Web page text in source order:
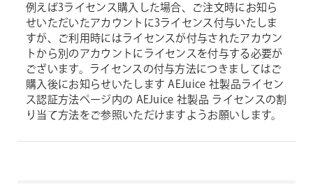
例えば3ライセンス購入した場合、ご注文時にお知ら
せいただいたアカウントに3ライセンス付与いたしま
すが、ご利用時にはライセンスが付与されたアカウン
トから別のアカウントにライセンスを付与する必要が
ございます。ライセンスの付与方法につきましてはご
購入後にお知らせいたします AEJuice 社製品ライセン
ス認証方法ページ内の AEJuice 社製品 ライセンスの割
り当て方法をご参照いただけますようお願いします。